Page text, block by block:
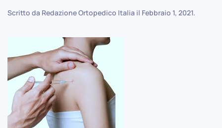
Scritto da Redazione Ortopedico Italia il Febbraio 1, 2021.